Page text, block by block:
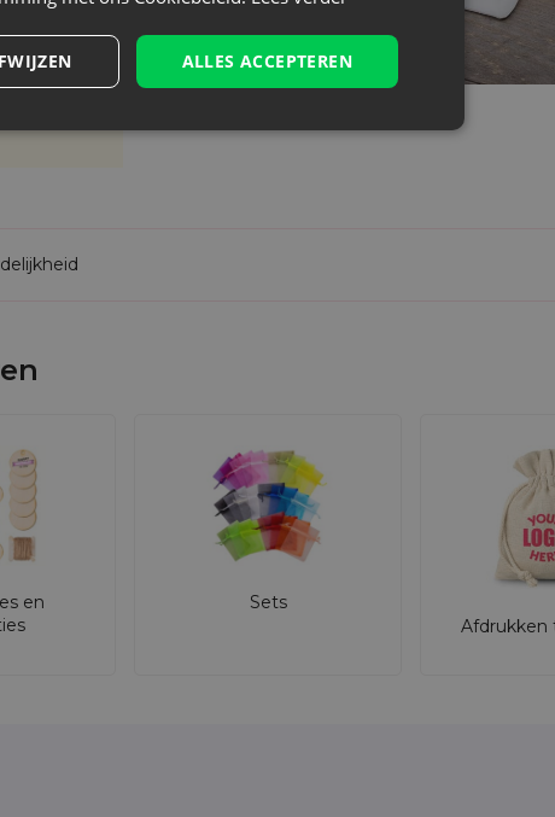
conferenties en andere evenementen.
WTX-001
de
en
Sets
Afdrukken
ALLES ACCEPTEREN